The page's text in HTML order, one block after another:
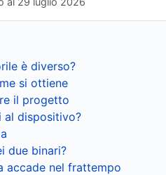
è diverso?
si ottiene
il progetto
al dispositivo?
due binari?
accade nel frattempo